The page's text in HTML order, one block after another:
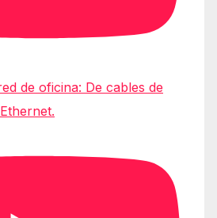
de oficina: De cables de